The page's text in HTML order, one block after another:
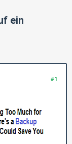
ein
#1